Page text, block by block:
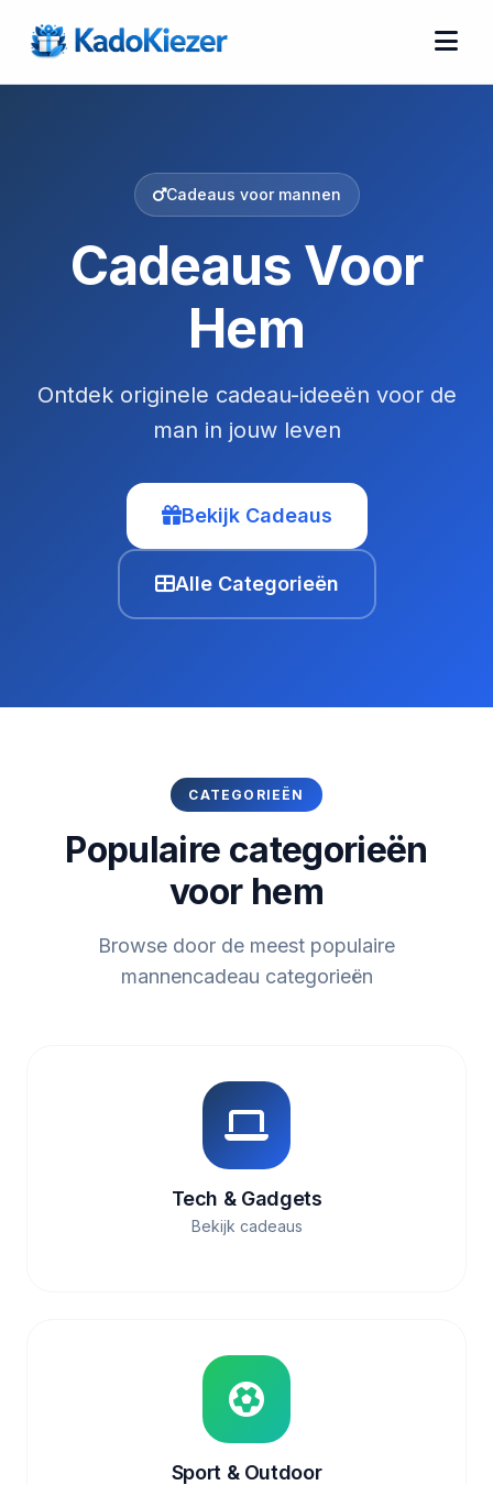
Cadeaus voor mannen
Cadeaus Voor
Hem
Ontdek originele cadeau-ideeën voor de
man in jouw leven
Bekijk Cadeaus
Alle Categorieën
CATEGORIEËN
Populaire categorieën
voor hem
Browse door de meest populaire
mannencadeau categorieën
Tech & Gadgets
Bekijk cadeaus
Sport & Outdoor